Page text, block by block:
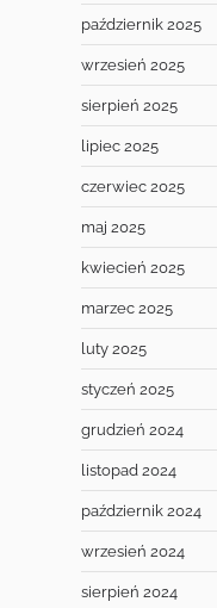
październik 2025
wrzesień 2025
sierpień 2025
lipiec 2025
czerwiec 2025
maj 2025
kwiecień 2025
marzec 2025
luty 2025
styczeń 2025
grudzień 2024
listopad 2024
październik 2024
wrzesień 2024
sierpień 2024